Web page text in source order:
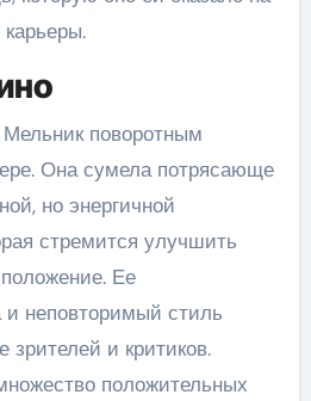
поворотным
Она сумела потрясающе
но энергичной
стремится улучшить
Ее
и неповторимый стиль
зрителей и критиков.
положительных